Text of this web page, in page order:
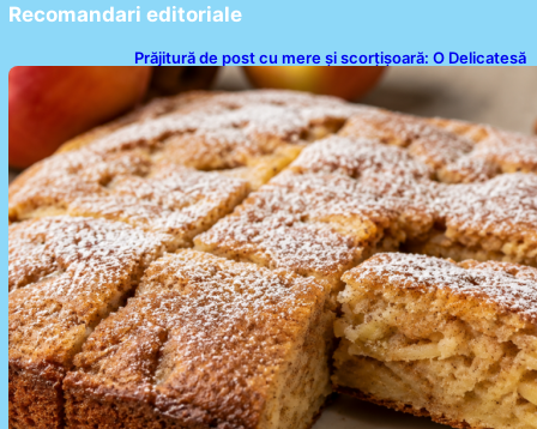
Recomandari editoriale
Prăjitură de post cu mere și scorțișoară: O Delicatesă
Dulce pentru Postul Adormirii Maicii Domnului